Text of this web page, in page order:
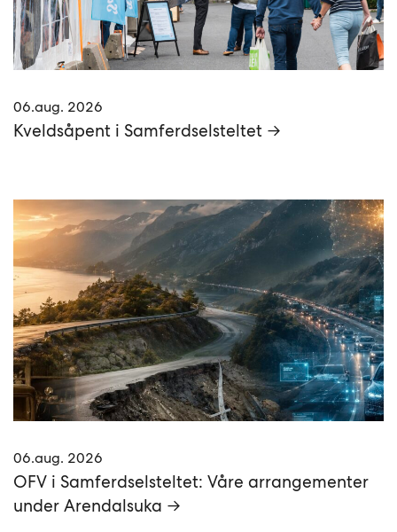
06.aug. 2026
Kveldsåpent i Samferdselsteltet →
06.aug. 2026
OFV i Samferdselsteltet: Våre arrangementer
under Arendalsuka →